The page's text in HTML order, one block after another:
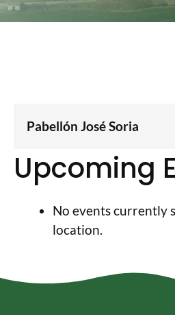
Pabellón José Soria
Upcoming
No events currently
location.